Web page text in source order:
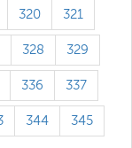
320 321
328 329
336 337
344 345